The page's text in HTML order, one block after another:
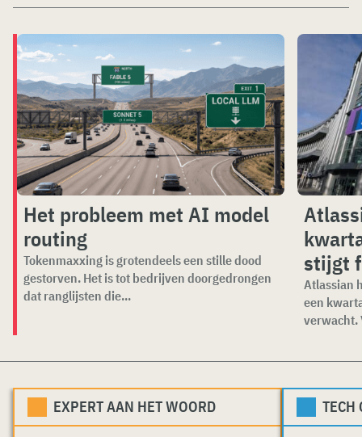
Het probleem met AI model
routing
Tokenmaxxing is grotendeels een stille dood
gestorven. Het is tot bedrijven doorgedrongen
dat ranglijsten die...
stijgt
Atlassian
een
verwacht.
EXPERT AAN HET WOORD TECH